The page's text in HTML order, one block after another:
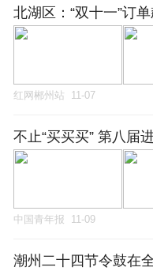
北湖区：“双十一”订
红网郴州站 11-07
不止“买买买” 第八届
中国青年报 11-09
潮州二十四节令鼓在